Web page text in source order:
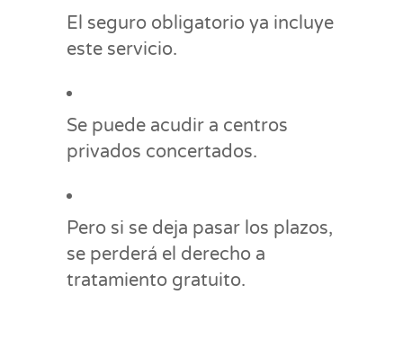
El seguro obligatorio ya incluye
este servicio.
Se puede acudir a centros
privados concertados.
Pero si se deja pasar los plazos,
se perderá el derecho a
tratamiento gratuito.